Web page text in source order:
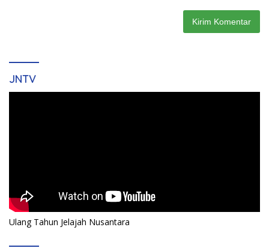
JNTV
Ulang Tahun Jelajah Nusantara